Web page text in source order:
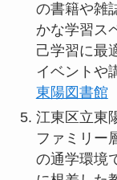
の書籍や雑
かな学習ス
己学習に最
イベントや
東陽図書館
江東区立東
ファミリー
の通学環境